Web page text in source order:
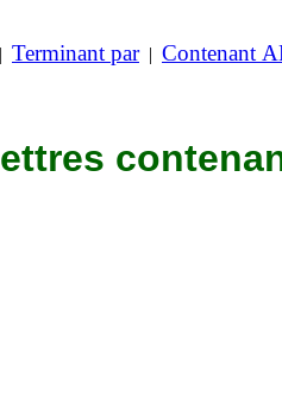
Terminant par| Contenant